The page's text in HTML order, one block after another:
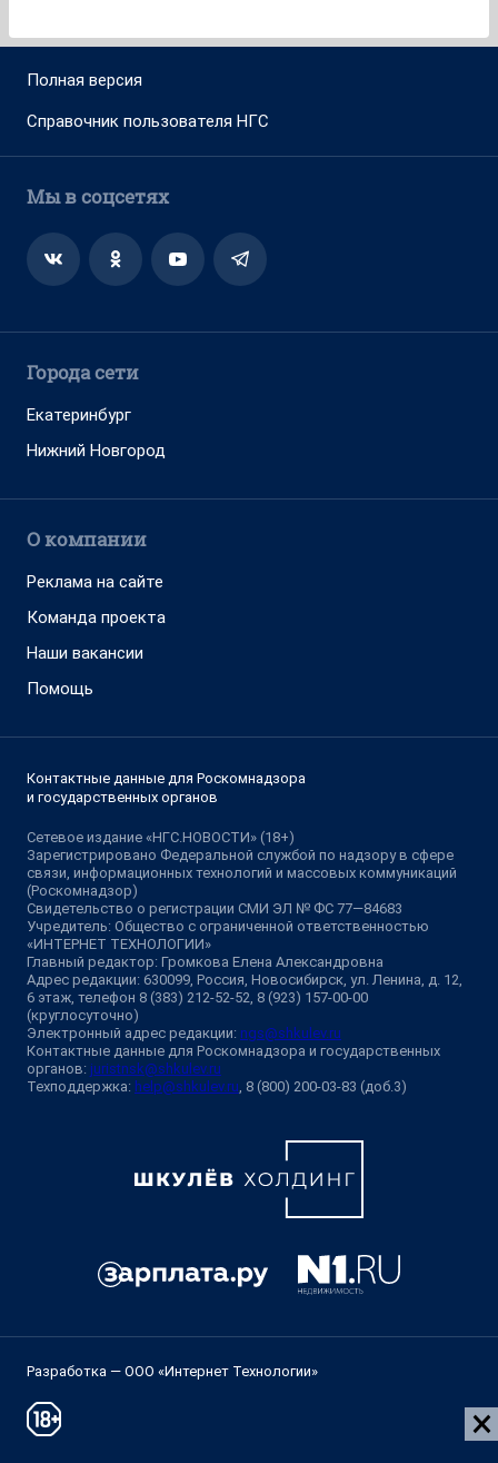
Полная версия
Справочник пользователя НГС
Мы в соцсетях
Города сети
Екатеринбург
Нижний Новгород
О компании
Реклама на сайте
Команда проекта
Наши вакансии
Помощь
Контактные данные для Роскомнадзора
и государственных органов
Сетевое издание «НГС.НОВОСТИ» (18+)
Зарегистрировано Федеральной службой по надзору в сфере
связи, информационных технологий и массовых коммуникаций
(Роскомнадзор)
Свидетельство о регистрации СМИ ЭЛ № ФС 77—84683
Учредитель: Общество с ограниченной ответственностью
«ИНТЕРНЕТ ТЕХНОЛОГИИ»
Главный редактор: Громкова Елена Александровна
Адрес редакции: 630099, Россия, Новосибирск, ул. Ленина, д. 12,
6 этаж, телефон 8 (383) 212-52-52, 8 (923) 157-00-00
(круглосуточно)
Электронный адрес редакции: ngs@shkulev.ru
Контактные данные для Роскомнадзора и государственных
органов: juristnsk@shkulev.ru
Техподдержка: help@shkulev.ru , 8 (800) 200-03-83 (доб.3)
Разработка — ООО «Интернет Технологии»